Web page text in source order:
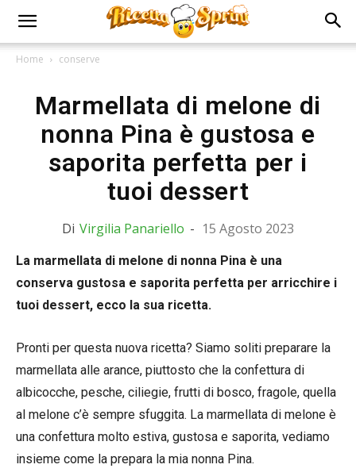
Home conserve
Marmellata di melone di
nonna Pina è gustosa e
saporita perfetta per i
tuoi dessert
Di Virgilia Panariello - 15 Agosto 2023
La marmellata di melone di nonna Pina è una
conserva gustosa e saporita perfetta per arricchire i
tuoi dessert, ecco la sua ricetta.
Pronti per questa nuova ricetta? Siamo soliti preparare la
marmellata alle arance, piuttosto che la confettura di
albicocche, pesche, ciliegie, frutti di bosco, fragole, quella
al melone c’è sempre sfuggita. La marmellata di melone è
una confettura molto estiva, gustosa e saporita, vediamo
insieme come la prepara la mia nonna Pina.